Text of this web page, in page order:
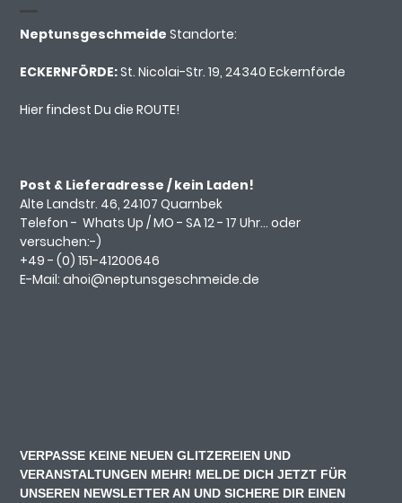
NeptunsgeschmeideStandorte:
ECKERNFÖRDE:St. Nicolai-Str. 19, 24340 Eckernförde
Hier findest Du die ROUTE!
Post & Lieferadresse / kein Laden!
Alte Landstr. 46, 24107 Quarnbek
Telefon -Whats Up / MO - SA 12 - 17 Uhr... oder
versuchen:-)
+49 - (0)151-41200646
E-Mail:ahoi@neptunsgeschmeide.de
VERPASSE KEINE NEUEN GLITZEREIEN UND
VERANSTALTUNGEN MEHR! MELDE DICH JETZT FÜR
UNSEREN NEWSLETTER AN UND SICHERE DIR EINEN